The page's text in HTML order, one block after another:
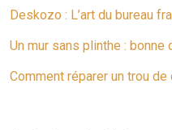
Deskozo : L’art du bureau
Un mur sans plinthe : bonne
Comment réparer un trou